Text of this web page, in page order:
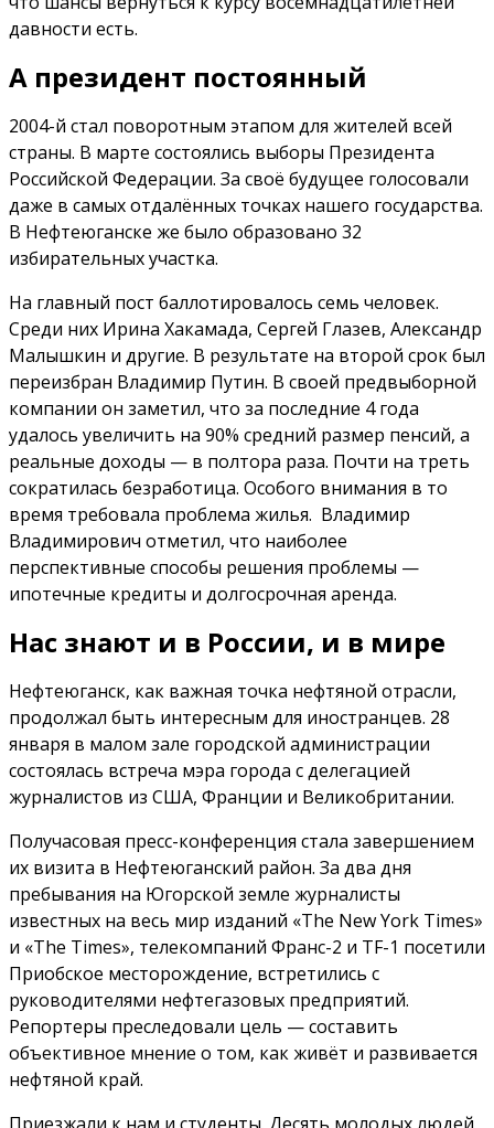
давности есть.
А президент постоянный
2004-й стал поворотным этапом для жителей всей
страны. В марте состоялись выборы Президента
Российской Федерации. За своё будущее голосовали
даже в самых отдалённых точках нашего государства.
В Нефтеюганске же было образовано 32
избирательных участка.
На главный пост баллотировалось семь человек.
Среди них Ирина Хакамада, Сергей Глазев, Александр
Малышкин и другие. В результате на второй срок был
переизбран Владимир Путин. В своей предвыборной
компании он заметил, что за последние 4 года
удалось увеличить на 90% средний размер пенсий, а
реальные доходы — в полтора раза. Почти на треть
сократилась безработица. Особого внимания в то
время требовала проблема жилья. Владимир
Владимирович отметил, что наиболее
перспективные способы решения проблемы —
ипотечные кредиты и долгосрочная аренда.
Нас знают и в России, и в мире
Нефтеюганск, как важная точка нефтяной отрасли,
продолжал быть интересным для иностранцев. 28
января в малом зале городской администрации
состоялась встреча мэра города с делегацией
журналистов из США, Франции и Великобритании.
Получасовая пресс-конференция стала завершением
их визита в Нефтеюганский район. За два дня
пребывания на Югорской земле журналисты
известных на весь мир изданий «The New York Times»
и «The Times», телекомпаний Франс-2 и TF-1 посетили
Приобское месторождение, встретились с
руководителями нефтегазовых предприятий.
Репортеры преследовали цель — составить
объективное мнение о том, как живёт и развивается
нефтяной край.